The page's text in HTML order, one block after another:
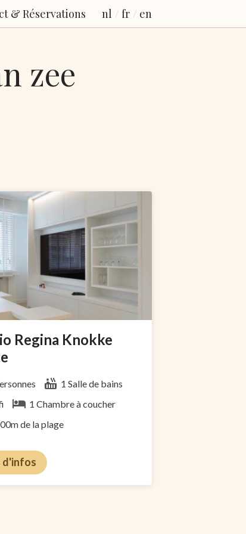
& Réservations nl fr en
zee
Regina Knokke
1 Salle de bains
1 Chambre à coucher
de la plage
d'infos